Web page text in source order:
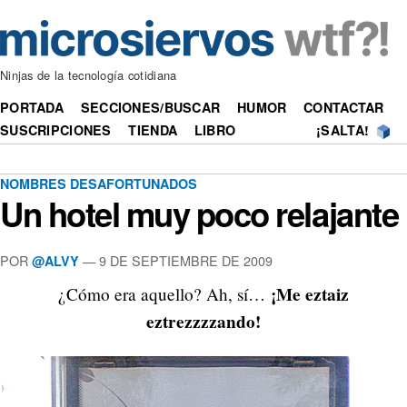
Ninjas de la tecnología cotidiana
PORTADA SECCIONES/BUSCAR HUMOR
CONTACTAR
SUSCRIPCIONES
TIENDA LIBRO ¡SALTA!
NOMBRES DESAFORTUNADOS
Un hotel muy poco relajante
POR @ALVY —9 DE SEPTIEMBRE DE 2009
¿Cómo era aquello? Ah, sí… ¡Me eztaiz
eztrezzzzando!